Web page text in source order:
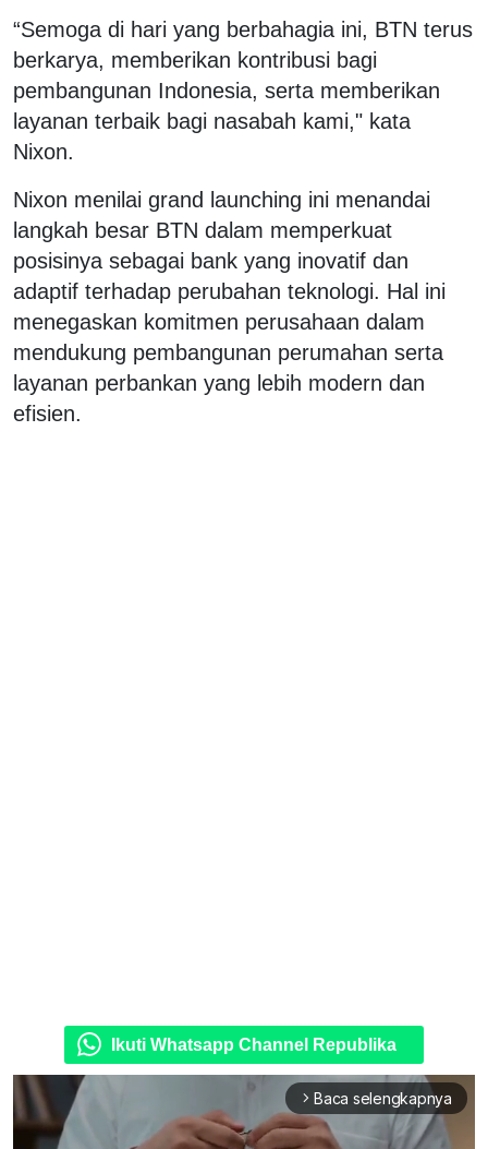
“Semoga di hari yang berbahagia ini, BTN terus
berkarya, memberikan kontribusi bagi
pembangunan Indonesia, serta memberikan
layanan terbaik bagi nasabah kami," kata
Nixon.
Nixon menilai grand launching ini menandai
langkah besar BTN dalam memperkuat
posisinya sebagai bank yang inovatif dan
adaptif terhadap perubahan teknologi. Hal ini
menegaskan komitmen perusahaan dalam
mendukung pembangunan perumahan serta
layanan perbankan yang lebih modern dan
efisien.
Ikuti Whatsapp Channel Republika
arrow_forward_ios Baca selengkapnya